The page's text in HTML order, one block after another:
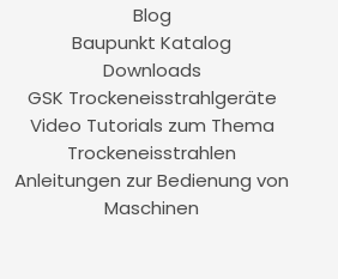
Blog
Baupunkt Katalog
Downloads
GSK Trockeneisstrahlgeräte
Video Tutorials zum Thema
Trockeneisstrahlen
Anleitungen zur Bedienung von
Maschinen